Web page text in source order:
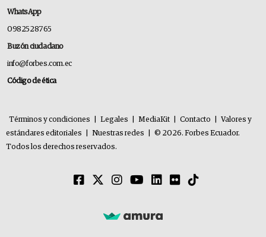
WhatsApp
0982528765
Buzón ciudadano
info@forbes.com.ec
Código de ética
Términos y condiciones Legales MediaKit Contacto
Valores y
estándares editoriales
Nuestras redes
© 2026. Forbes Ecuador.
Todos los derechos reservados.